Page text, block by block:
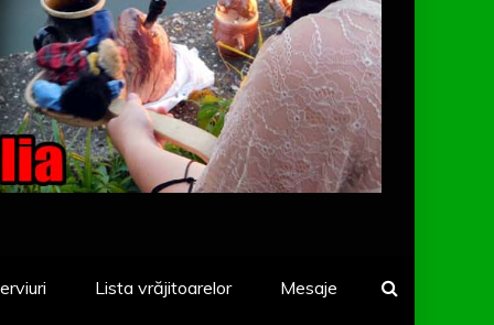
Lista vrăjitoarelor Mesaje